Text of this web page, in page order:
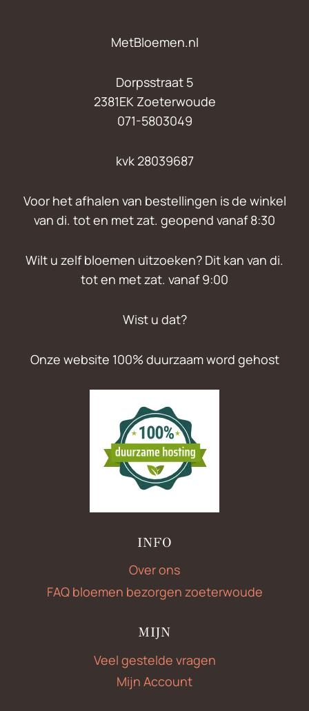
MetBloemen.nl
Dorpsstraat 5
2381EK Zoeterwoude
071-5803049
kvk 28039687
Voor het afhalen van bestellingen is de winkel
van di. tot en met zat. geopend vanaf 8:30
Wilt u zelf bloemen uitzoeken? Dit kan van di.
tot en met zat. vanaf 9:00
Wist u dat?
Onze website 100% duurzaam word gehost
INFO
Over ons
FAQ bloemen bezorgen zoeterwoude
MIJN
Veel gestelde vragen
Mijn Account